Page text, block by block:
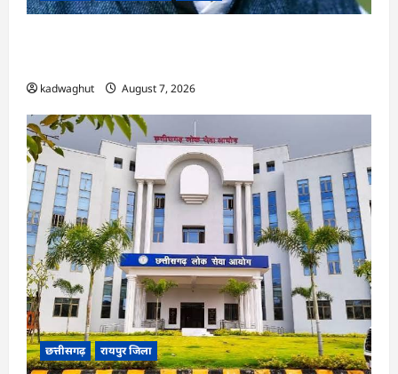
kadwaghut August 7, 2026
छत्तीसगढ़ रायपुर जिला